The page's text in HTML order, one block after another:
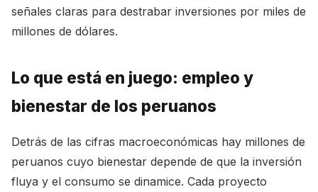
señales claras para destrabar inversiones por miles de
millones de dólares.
Lo que está en juego: empleo y
bienestar de los peruanos
Detrás de las cifras macroeconómicas hay millones de
peruanos cuyo bienestar depende de que la inversión
fluya y el consumo se dinamice. Cada proyecto